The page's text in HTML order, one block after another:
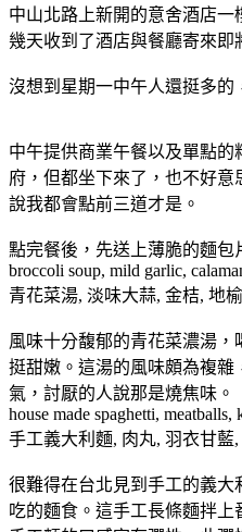
中山北路上新開的意舍酒店一
幾天收到了酒店與餐廳寄來即
沒想到星期一中午人還挺多的
中午提供商業午餐以及單點
府，但都坐下來了，也不好
說我都會點前三道才是。
點完餐後，先送上薄脆的麵包
broccoli soup, mild garlic,
青花菜湯, 淡味大蒜, 金桔, 地榆
風味十分馥郁的青花菜濃湯
挺甜嫩。這湯的風味頗為複
氣，討厭的人說那是燒焦味。
house made spaghetti, meatballs,
手工義大利麵, 肉丸, 羽衣甘藍
很難得在台北見到手工的義
吃的麵食。這手工長條麵拌